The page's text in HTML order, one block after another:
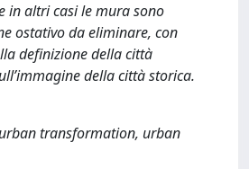
in altri casi le mura sono
ostativo da eliminare, con
definizione della città
della città storica.
transformation, urban